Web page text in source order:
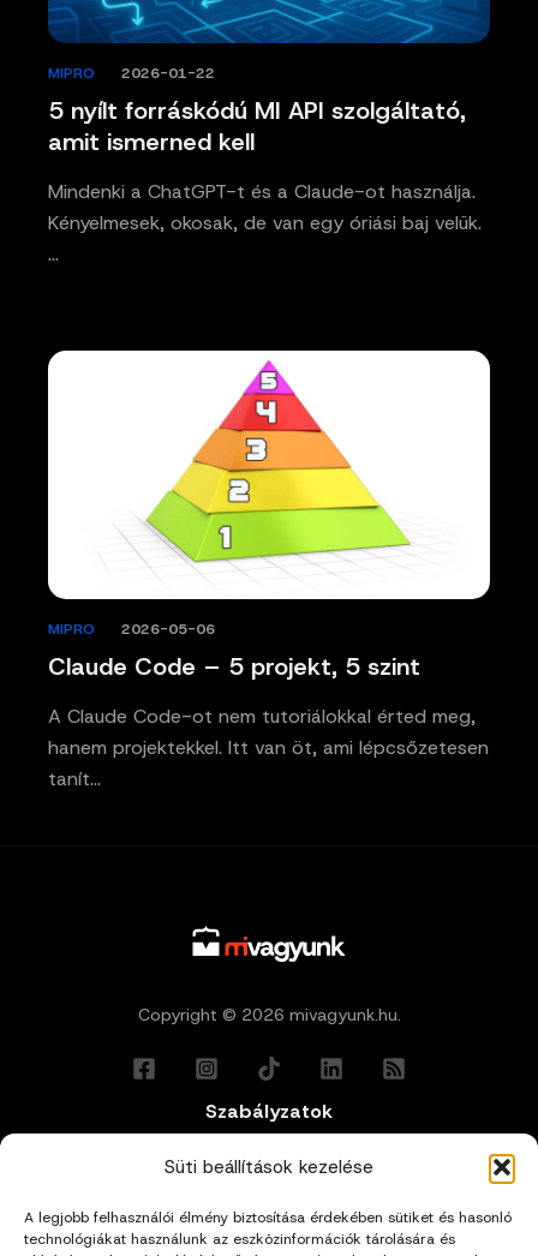
Süti beállítások kezelése
A legjobb felhasználói élmény biztosítása érdekében sütiket és hasonló
technológiákat használunk az eszközinformációk tárolására és
5 nyílt forráskódú MI API szolgáltató,
amit ismerned kell
MIPRO 2026-01-22
Mindenki a ChatGPT-t és a Claude-ot használja.
Kényelmesek, okosak, de van egy óriási baj velük.
…
Claude Code – 5 projekt, 5 szint
MIPRO 2026-05-06
A Claude Code-ot nem tutoriálokkal érted meg,
hanem projektekkel. Itt van öt, ami lépcsőzetesen
tanít…
Copyright © 2026 mivagyunk.hu.
Szabályzatok
Általános Felhasználási Feltételek
Adatkezelési Tájékoztató